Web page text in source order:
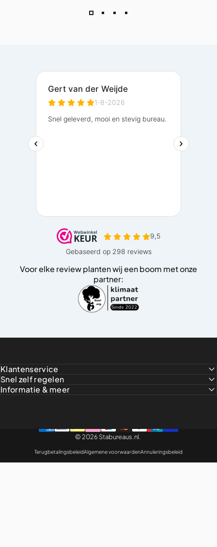
Voor elke review planten wij een boom met onze
partner:
Klantenservice
Snel zelf regelen
Informatie & meer
© 2026 Stabureaus.nl.
TerugbetalingsbeleidAlgemene voorwaardenAnnuleringsbeleid